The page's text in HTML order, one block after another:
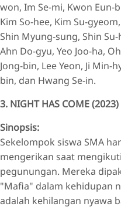
won, Im Se-mi, Kwon Eun-
Kim So-hee, Kim Su-
Shin Myung-sung, Shin
Ahn Do-gyu, Yeo Joo-ha,
Jong-bin, Lee Yeon, Ji Min-
bin, dan Hwang Se-in.
3. NIGHT HAS COME (2023)
Sinopsis:
Sekelompok siswa SMA
mengerikan saat
pegunungan. Mereka
"Mafia" dalam kehidupan
adalah kehilangan nyawa